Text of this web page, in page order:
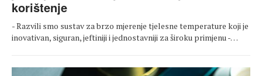
korištenje
- Razvili smo sustav za brzo mjerenje tjelesne temperature koji je
inovativan, siguran, jeftiniji i jednostavniji za široku primjenu -…